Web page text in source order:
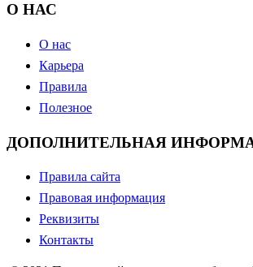
О НАС
О нас
Карьера
Правила
Полезное
ДОПОЛНИТЕЛЬНАЯ
Правила сайта
Правовая информация
Реквизиты
Контакты